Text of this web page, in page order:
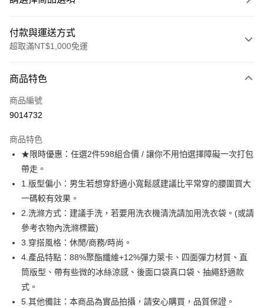
付款與運送方式
超取滿NT$1,000免運
信用卡一次付款
超商取貨付款
Apple Pay
街口支付
悠遊付
ATM付款
運送方式
每筆NT$80，滿NT$1,000(含以上)免運費
付款後全家取貨
商品特色
商品編號
9014732
商品特色
★限時優惠：任選2件598組合價 / 讓你不用怕選擇障礙一次打包
帶走。
1.版型偏小：男生若想穿舒適小寬鬆感建議比平常穿的腰圍買大
一碼較有效果。
2.洗滌方式：建議手洗，若要用洗衣機清洗請加用洗衣袋。(或請
參考衣物內洗滌標籤)
3.穿搭風格：休閒/商務/時尚。
4.產品特點：88%聚酯纖維+12%彈力萊卡、四面彈力材質、直
筒版型、帶有些微的冰絲涼感、後面口袋真口袋、抽繩舒適款
式。
5.其他備註：本商品為實品拍攝，請安心購買，品質保證。